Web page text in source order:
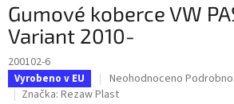
Gumové koberce VW
Variant 2010-
200102-6
Vyrobeno v EU
Průměrné
hodnocení
Neohodnoceno
Značka: Rezaw Plast